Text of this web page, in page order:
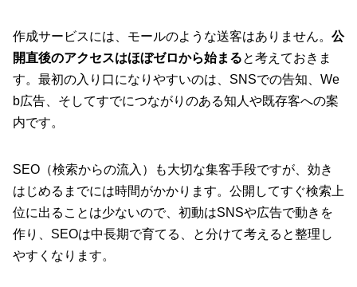
作成サービスには、モールのような送客はありません。 公
開直後のアクセスはほぼゼロから始まると考えておきま
す。最初の入り口になりやすいのは、SNSでの告知、We
b広告、そしてすでにつながりのある知人や既存客への案
内です。
SEO（検索からの流入）も大切な集客手段ですが、効き
はじめるまでには時間がかかります。公開してすぐ検索上
位に出ることは少ないので、初動はSNSや広告で動きを
作り、SEOは中長期で育てる、と分けて考えると整理し
やすくなります。